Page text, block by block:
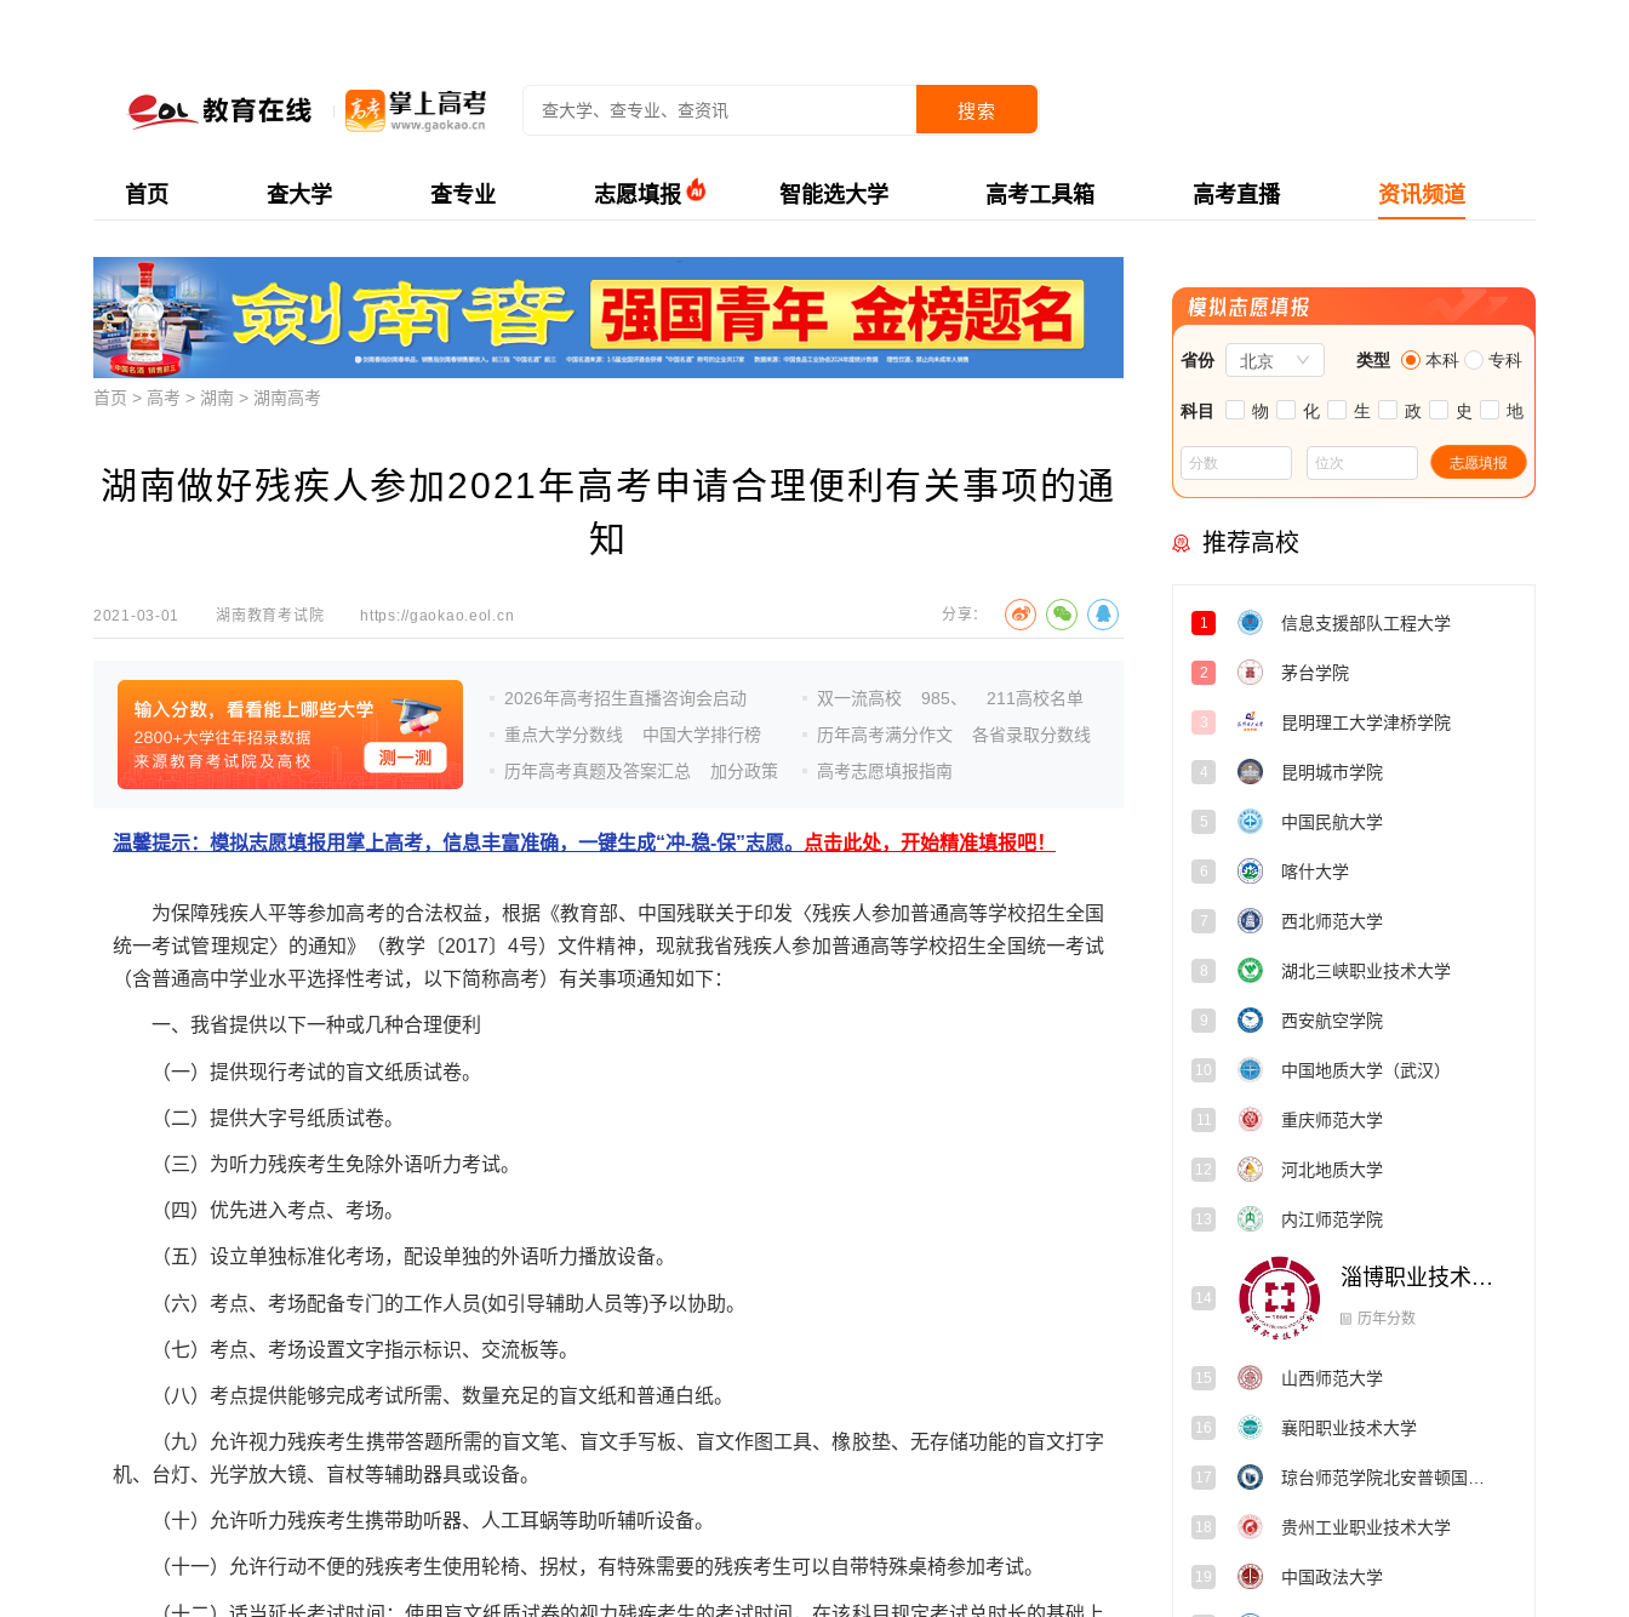
搜索
首页 查大学 查专业 志愿填报 智能选大学 高考工具箱 高考直播 资讯频道
首页 > 高考 > 湖南 > 湖南高考
湖南做好残疾人参加2021年高考申请合理便利有关事项的通
知
2021-03-01 湖南教育考试院 https://gaokao.eol.cn 分享：
2026年高考招生直播咨询会启动
重点大学分数线
中国大学排行榜
历年高考真题及答案汇总
加分政策
双一流高校 985、
211高校名单
历年高考满分作文
各省录取分数线
高考志愿填报指南
温馨提示：模拟志愿填报用掌上高考，信息丰富准确，一键生成“冲-稳-保”志愿。 点击此处，开始精准填报吧！
为保障残疾人平等参加高考的合法权益，根据《教育部、中国残联关于印发〈残疾人参加普通高等学校招生全国
统一考试管理规定〉的通知》（教学〔2017〕4号）文件精神，现就我省残疾人参加普通高等学校招生全国统一考试
（含普通高中学业水平选择性考试，以下简称高考）有关事项通知如下：
一、我省提供以下一种或几种合理便利
（一）提供现行考试的盲文纸质试卷。
（二）提供大字号纸质试卷。
（三）为听力残疾考生免除外语听力考试。
（四）优先进入考点、考场。
（五）设立单独标准化考场，配设单独的外语听力播放设备。
（六）考点、考场配备专门的工作人员(如引导辅助人员等)予以协助。
（七）考点、考场设置文字指示标识、交流板等。
（八）考点提供能够完成考试所需、数量充足的盲文纸和普通白纸。
（九）允许视力残疾考生携带答题所需的盲文笔、盲文手写板、盲文作图工具、橡胶垫、无存储功能的盲文打字
机、台灯、光学放大镜、盲杖等辅助器具或设备。
（十）允许听力残疾考生携带助听器、人工耳蜗等助听辅听设备。
（十一）允许行动不便的残疾考生使用轮椅、拐杖，有特殊需要的残疾考生可以自带特殊桌椅参加考试。
推荐高校
1 信息支援部队工程大学
2 茅台学院
3 昆明理工大学津桥学院
4 昆明城市学院
5 中国民航大学
6 喀什大学
7 西北师范大学
8 湖北三峡职业技术大学
9 西安航空学院
10 中国地质大学（武汉）
11 重庆师范大学
12 河北地质大学
13 内江师范学院
淄博职业技术大学
山西师范大学
历年分数
16 襄阳职业技术大学
17
18 贵州工业职业技术大学
19 中国政法大学